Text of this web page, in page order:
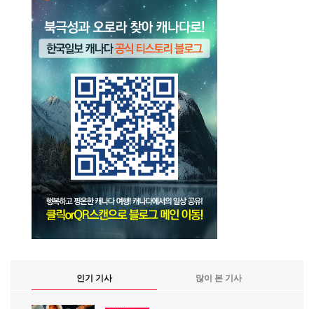
인기 기사 많이 본 기사